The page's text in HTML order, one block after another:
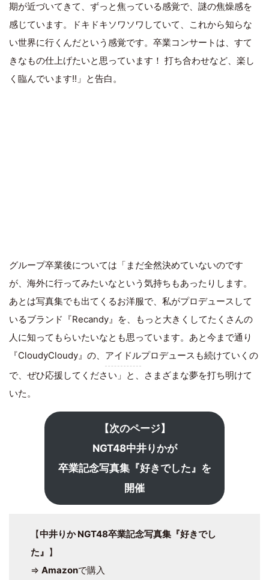
期が近づいてきて、ずっと焦っている感覚で、謎の焦燥感を
感じています。ドキドキソワソワしていて、これから知らな
い世界に行くんだという感覚です。卒業コンサートは、すて
きなもの仕上げたいと思っています！ 打ち合わせなど、楽し
く臨んでいます!!」と告白。
グループ卒業後については「まだ全然決めていないのです
が、海外に行ってみたいなという気持ちもあったりします。
あとは写真集でも出てくるお洋服で、私がプロデュースして
いるブランド『Recandy』を、もっと大きくしてたくさんの
人に知ってもらいたいなとも思っています。あと今まで通り
『CloudyCloudy』の、 アイドルプロデュースも続けていくの
で、ぜひ応援してください」と、さまざまな夢を打ち明けて
いた。
【次のページ】
NGT48中井りかが
卒業記念写真集『好きでした』を
開催
【中井りか NGT48卒業記念写真集『好きでし
た』 】
⇒ Amazonで購入